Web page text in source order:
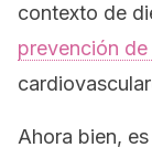
contexto de
prevención
Ahora bien,